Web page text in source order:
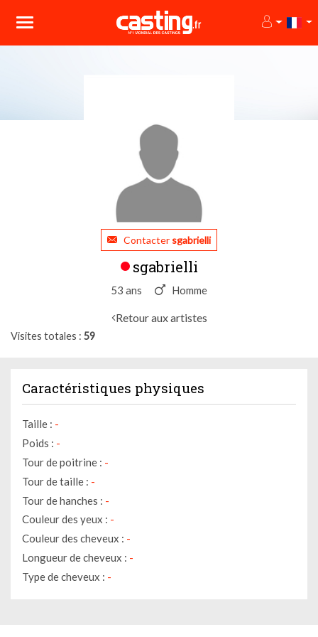
Contacter sgabrielli
sgabrielli
53 ans Homme
Retour aux artistes
Visites totales 59
Caractéristiques physiques
Taille : -
Poids : -
Tour de poitrine : -
Tour de taille : -
Tour de hanches : -
Couleur des yeux : -
Couleur des cheveux : -
Longueur de cheveux : -
Type de cheveux : -